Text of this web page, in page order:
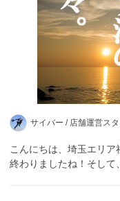
サイバー / 店舗運営ス
こんにちは、埼玉エリ
終わりましたね！そして